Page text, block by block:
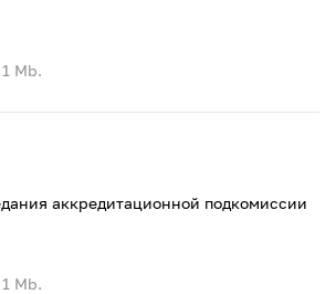
1 Mb.
аккредитационной подкомиссии
1 Mb.